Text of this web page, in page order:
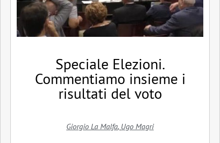
Speciale Elezioni.
Commentiamo insieme i
risultati del voto
Giorgio La Malfa, Ugo Magri